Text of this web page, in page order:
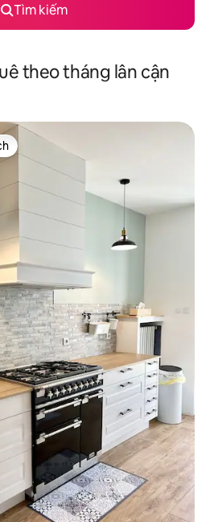
Tìm kiếm
theo tháng lân cận